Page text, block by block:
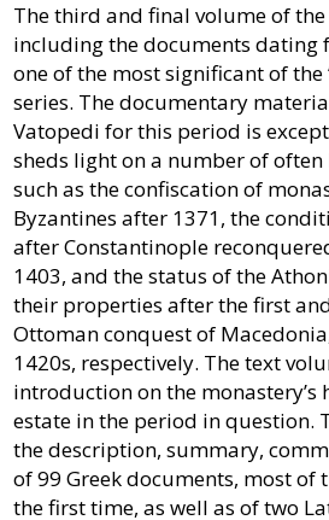
The third and final volume of
including the documents dating
one of the most significant of the
series. The documentary
Vatopedi for this period is
sheds light on a number of
such as the confiscation of
Byzantines after 1371, the
after Constantinople
1403, and the status of the
their properties after the first
Ottoman conquest of
1420s, respectively. The text
introduction on the monastery’s
estate in the period in question.
the description, summary,
of 99 Greek documents, most
the first time, as well as of two